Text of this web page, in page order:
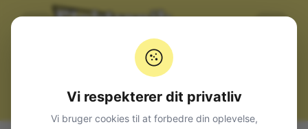
Vi respekterer dit privatliv
Vi bruger cookies til at forbedre din oplevelse,